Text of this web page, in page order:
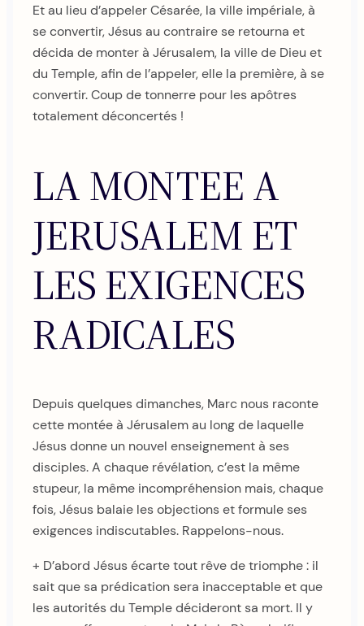
Et au lieu d’appeler Césarée, la ville impériale, à
se convertir, Jésus au contraire se retourna et
décida de monter à Jérusalem, la ville de Dieu et
du Temple, afin de l’appeler, elle la première, à se
convertir. Coup de tonnerre pour les apôtres
totalement déconcertés !
LA MONTEE A
JERUSALEM ET
LES EXIGENCES
RADICALES
Depuis quelques dimanches, Marc nous raconte
cette montée à Jérusalem au long de laquelle
Jésus donne un nouvel enseignement à ses
disciples. A chaque révélation, c’est la même
stupeur, la même incompréhension mais, chaque
fois, Jésus balaie les objections et formule ses
exigences indiscutables. Rappelons-nous.
+ D’abord Jésus écarte tout rêve de triomphe : il
sait que sa prédication sera inacceptable et que
les autorités du Temple décideront sa mort. Il y